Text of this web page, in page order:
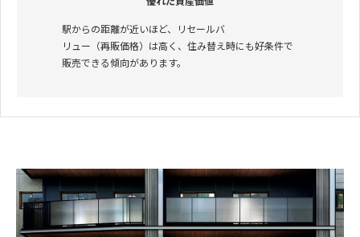
駅からの距離が近いほど、リセールバ
リュー（再販価格）は高く、住み替え時にも好条件で
販売できる傾向があります。